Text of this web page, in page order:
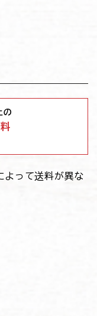
の
よって送料が異な